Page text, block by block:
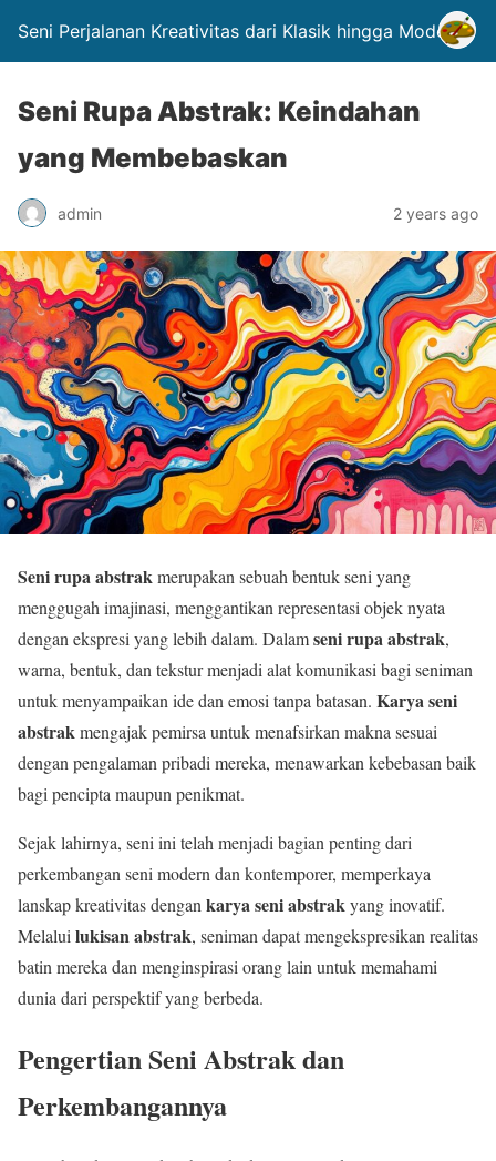
Seni Perjalanan Kreativitas dari Klasik hingga Modern.
Seni Rupa Abstrak: Keindahan
yang Membebaskan
admin 2 years ago
Seni rupa abstrakmerupakan sebuah bentuk seni yang
menggugah imajinasi, menggantikan representasi objek nyata
dengan ekspresi yang lebih dalam. Dalamseni rupa abstrak,
warna, bentuk, dan tekstur menjadi alat komunikasi bagi seniman
untuk menyampaikan ide dan emosi tanpa batasan. Karya seni
abstrakmengajak pemirsa untuk menafsirkan makna sesuai
dengan pengalaman pribadi mereka, menawarkan kebebasan baik
bagi pencipta maupun penikmat.
Sejak lahirnya, seni ini telah menjadi bagian penting dari
perkembangan seni modern dan kontemporer, memperkaya
lanskap kreativitas dengan karya seni abstrakyang inovatif.
Melalui lukisan abstrak, seniman dapat mengekspresikan realitas
batin mereka dan menginspirasi orang lain untuk memahami
dunia dari perspektif yang berbeda.
Pengertian Seni Abstrak dan
Perkembangannya